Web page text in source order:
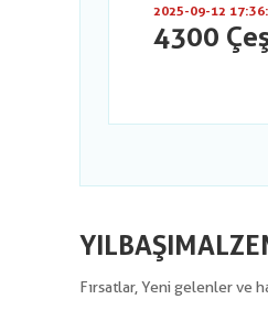
2025-09-12
4300
Fırsatlar, Yeni gelenler ve